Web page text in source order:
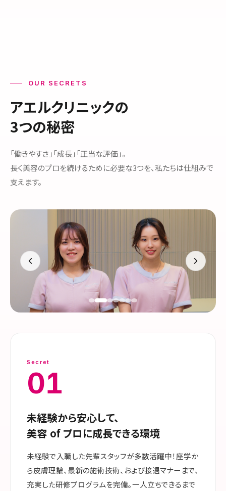
OUR SECRETS
アエルクリニックの
3つの秘密
「働きやすさ」「成長」「正当な評価」。
長く美容のプロを続けるために必要な3つを、私たちは仕組みで
支えます。
Secret
01
未経験から安心して、
美容 of プロに成長できる環境
未経験で入職した先輩スタッフが多数活躍中！座学か
ら皮膚理論、最新の施術技術、および接遇マナーまで、
充実した研修プログラムを完備。一人立ちできるまで